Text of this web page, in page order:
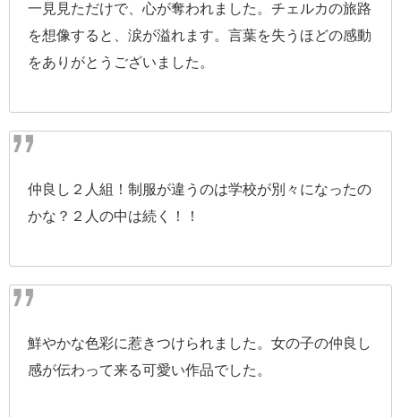
一見見ただけで、心が奪われました。チェルカの旅路
を想像すると、涙が溢れます。言葉を失うほどの感動
をありがとうございました。
仲良し２人組！制服が違うのは学校が別々になったの
かな？２人の中は続く！！
鮮やかな色彩に惹きつけられました。女の子の仲良し
感が伝わって来る可愛い作品でした。